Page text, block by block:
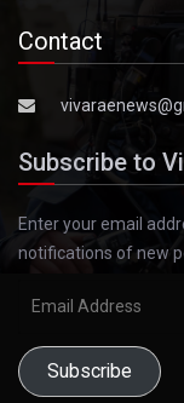
Contact
Subscribe to
Enter your email
notifications of new
Subscribe